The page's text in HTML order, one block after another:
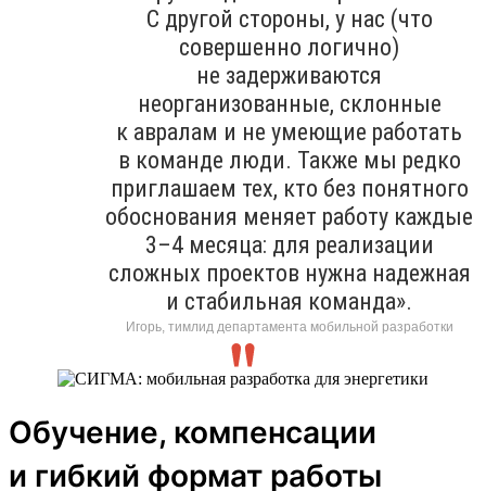
С другой стороны, у нас (что
совершенно логично)
не задерживаются
неорганизованные, склонные
к авралам и не умеющие работать
в команде люди. Также мы редко
приглашаем тех, кто без понятного
обоснования меняет работу каждые
3–4 месяца: для реализации
сложных проектов нужна надежная
и стабильная команда».
Игорь, тимлид департамента мобильной разработки
Обучение, компенсации
и гибкий формат работы